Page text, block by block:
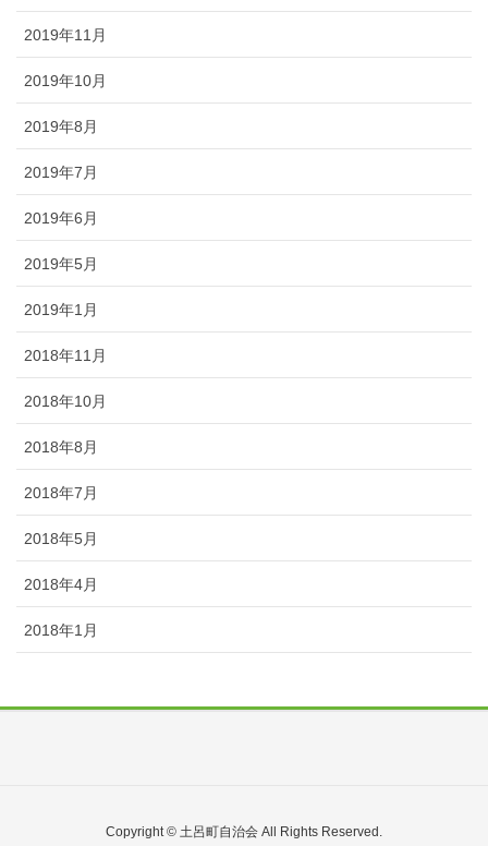
2019年11月
2019年10月
2019年8月
2019年7月
2019年6月
2019年5月
2019年1月
2018年11月
2018年10月
2018年8月
2018年7月
2018年5月
2018年4月
2018年1月
Copyright © 土呂町自治会 All Rights Reserved.